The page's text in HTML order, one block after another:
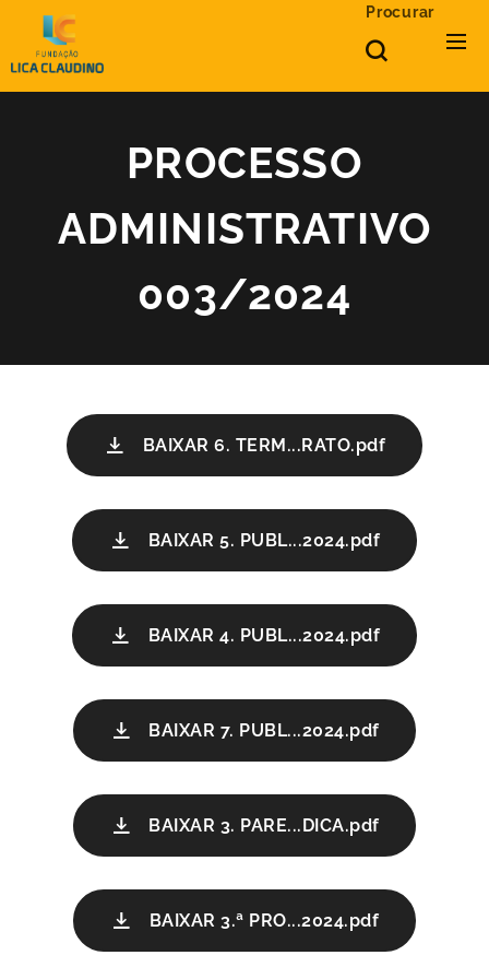
Procurar
PROCESSO
ADMINISTRATIVO
003/2024
BAIXAR 6. TERM...RATO.pdf
BAIXAR 5. PUBL...2024.pdf
BAIXAR 4. PUBL...2024.pdf
BAIXAR 7. PUBL...2024.pdf
BAIXAR 3. PARE...DICA.pdf
BAIXAR 3.ª PRO...2024.pdf